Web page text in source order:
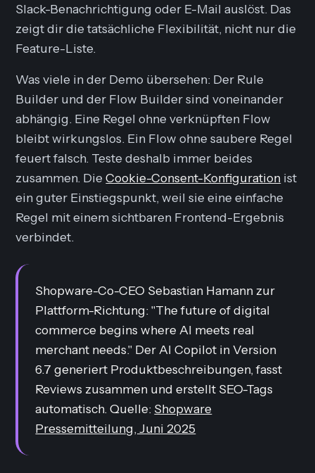
Slack-Benachrichtigung oder E-Mail auslöst. Das
zeigt dir die tatsächliche Flexibilität, nicht nur die
Feature-Liste.
Was viele in der Demo übersehen: Der Rule
Builder und der Flow Builder sind voneinander
abhängig. Eine Regel ohne verknüpften Flow
bleibt wirkungslos. Ein Flow ohne saubere Regel
feuert falsch. Teste deshalb immer beides
zusammen. DieCookie-Consent-Konfiguration ist
ein guter Einstiegspunkt, weil sie eine einfache
Regel mit einem sichtbaren Frontend-Ergebnis
verbindet.
Shopware-Co-CEO Sebastian Hamann zur
Plattform-Richtung: "The future of digital
commerce begins where AI meets real
merchant needs." Der AI Copilot in Version
6.7 generiert Produktbeschreibungen, fasst
Reviews zusammen und erstellt SEO-Tags
automatisch. Quelle: Shopware
Pressemitteilung, Juni 2025